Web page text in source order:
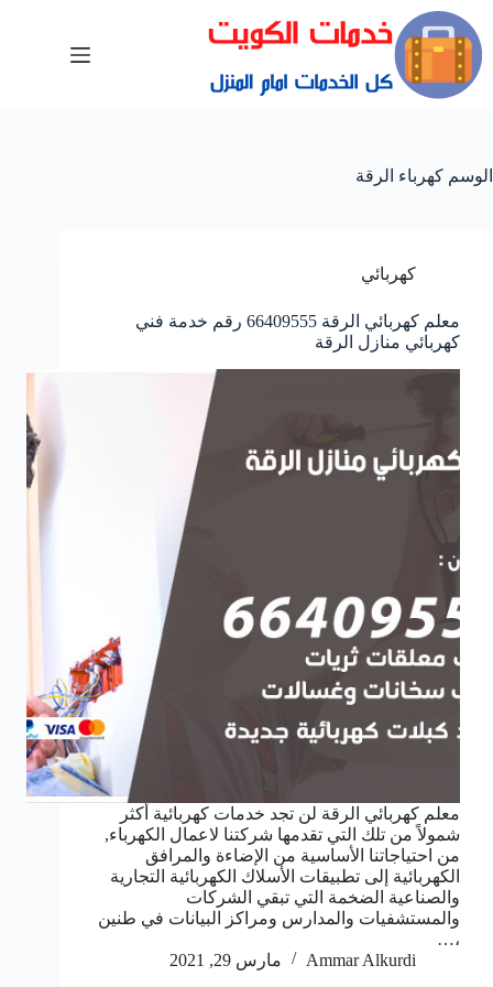
الوسم كهرباء الرقة
كهربائي
معلم كهربائي الرقة 66409555 رقم خدمة فني
كهربائي منازل الرقة
معلم كهربائي الرقة لن تجد خدمات كهربائية أكثر
شمولاً من تلك التي تقدمها شركتنا لاعمال الكهرباء,
من احتياجاتنا الأساسية من الإضاءة والمرافق
الكهربائية إلى تطبيقات الأسلاك الكهربائية التجارية
والصناعية الضخمة التي تبقي الشركات
والمستشفيات والمدارس ومراكز البيانات في طنين
،…
Ammar Alkurdi
مارس 29, 2021